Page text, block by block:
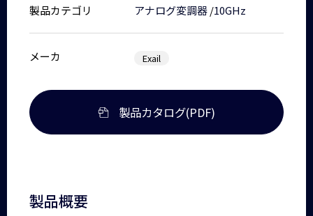
製品カテゴリ アナログ変調器/10GHz
メーカ Exail
製品カタログ(PDF)
製品概要